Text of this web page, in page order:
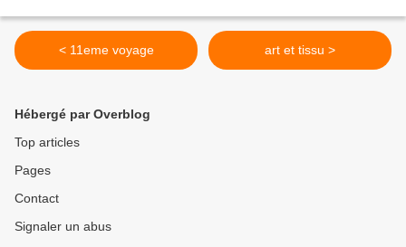
< 11eme voyage art et tissu >
Hébergé par Overblog
Top articles
Pages
Contact
Signaler un abus